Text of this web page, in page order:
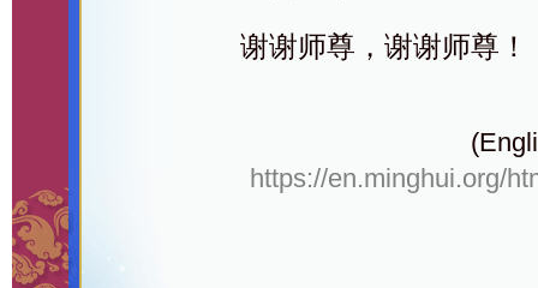
谢谢师尊，谢谢师尊！
https://en.minghui.org/